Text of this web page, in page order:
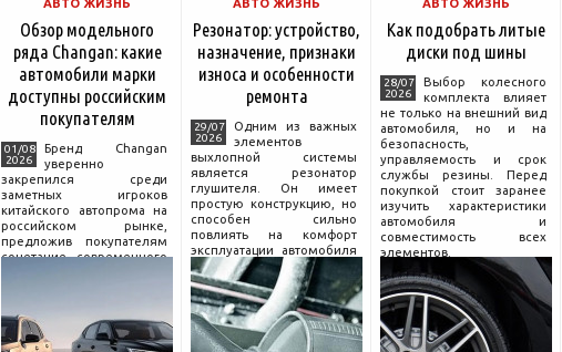
АВТО ЖИЗНЬ
Обзор модельного
ряда Changan: какие
автомобили марки
доступны российским
покупателям
01/08
2026
Бренд Changan
уверенно
закрепился среди
заметных игроков
китайского автопрома на
российском рынке,
предложив покупателям
сочетание современного
насчитывает несколько
десятилетий
АВТО ЖИЗНЬ
Резонатор: устройство,
назначение, признаки
износа и особенности
ремонта
29/07
2026
Одним из важных
элементов
выхлопной системы
является резонатор
глушителя. Он имеет
простую конструкцию, но
способен сильно
повлиять на комфорт
эксплуатации автомобиля
и правильную работу
выхлопа.
Для чего нужен
резонатор
АВТО ЖИЗНЬ
Как подобрать литые
диски под шины
28/07
2026
Выбор колесного
комплекта влияет
не только на внешний вид
автомобиля, но и на
безопасность,
управляемость и срок
службы резины. Перед
покупкой стоит заранее
изучить характеристики
автомобиля и
совместимость всех
элементов.